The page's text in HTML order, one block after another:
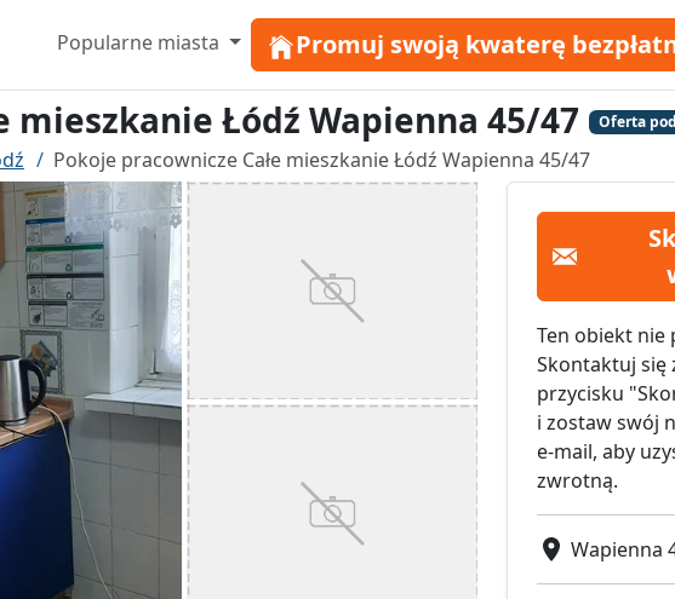
Popularne miasta Promuj swoją kwaterę
mieszkanie Łódź Wapienna 45/47 Oferta
Pokoje pracownicze Całe mieszkanie Łódź Wapienna 45/47
Ten obiekt nie
Skontaktuj się
przycisku
i zostaw swój
e-mail, aby
zwrotną.
Wapienna